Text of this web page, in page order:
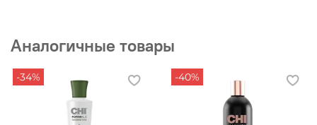
Аналогичные товары
-34% -40%